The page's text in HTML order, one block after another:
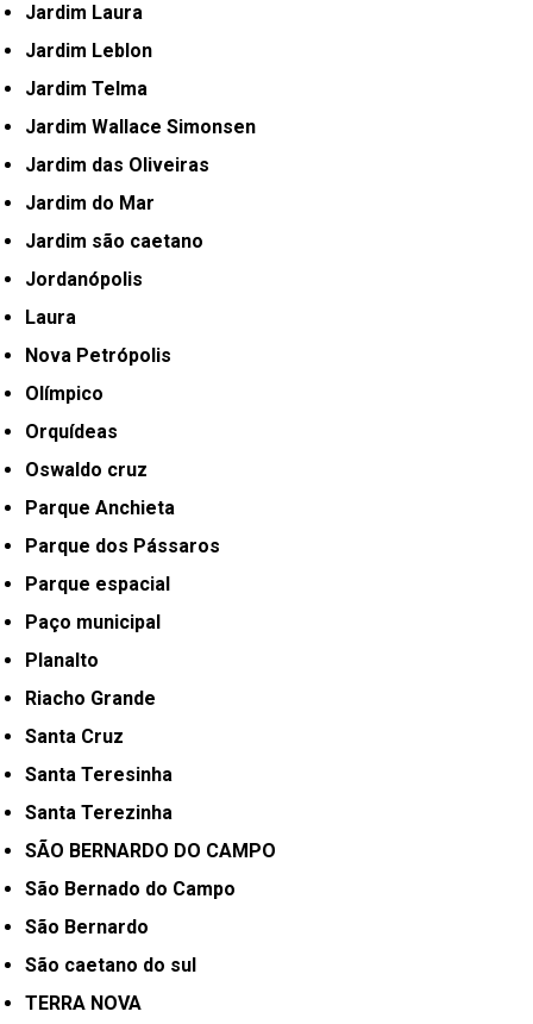
Jardim Laura
Jardim Leblon
Jardim Telma
Jardim Wallace Simonsen
Jardim das Oliveiras
Jardim do Mar
Jardim são caetano
Jordanópolis
Laura
Nova Petrópolis
Olímpico
Orquídeas
Oswaldo cruz
Parque Anchieta
Parque dos Pássaros
Parque espacial
Paço municipal
Planalto
Riacho Grande
Santa Cruz
Santa Teresinha
Santa Terezinha
SÃO BERNARDO DO CAMPO
São Bernado do Campo
São Bernardo
São caetano do sul
TERRA NOVA